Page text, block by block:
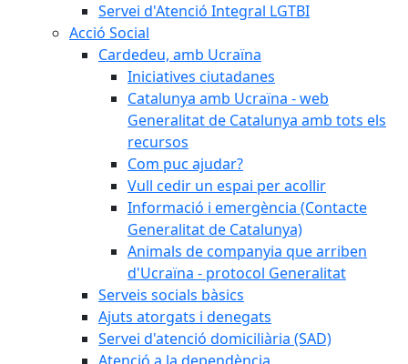
Servei d'Atenció Integral LGTBI
Acció Social
Cardedeu, amb Ucraïna
Iniciatives ciutadanes
Catalunya amb Ucraïna - web
Generalitat de Catalunya amb tots els
recursos
Com puc ajudar?
Vull cedir un espai per acollir
Informació i emergència (Contacte
Generalitat de Catalunya)
Animals de companyia que arriben
d'Ucraïna - protocol Generalitat
Serveis socials bàsics
Ajuts atorgats i denegats
Servei d'atenció domiciliària (SAD)